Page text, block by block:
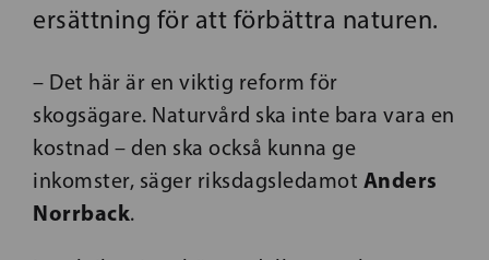
ersättning för att förbättra naturen.
– Det här är en viktig reform för
skogsägare. Naturvård ska inte bara vara en
kostnad – den ska också kunna ge
inkomster, säger riksdagsledamot Anders
Norrback.